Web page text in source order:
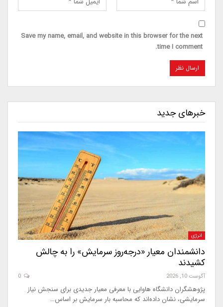
Save my name, email, and website in this browser for the next
time I comment.
خبرهای جدید
انرژی
دانشمندان معیار «درجه‌روز سرمایش» را به چالش
کشیدند
آگوست 10, 2026
پژوهشگران دانشگاه هاوایی با معرفی معیار جدیدی برای سنجش نیاز
سرمایشی، نشان داده‌اند که محاسبه بار سرمایش بر اساس…